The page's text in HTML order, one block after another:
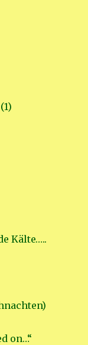
Kälte…..
on…“